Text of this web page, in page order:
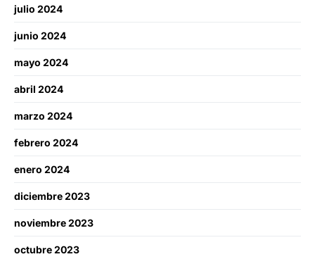
julio 2024
junio 2024
mayo 2024
abril 2024
marzo 2024
febrero 2024
enero 2024
diciembre 2023
noviembre 2023
octubre 2023